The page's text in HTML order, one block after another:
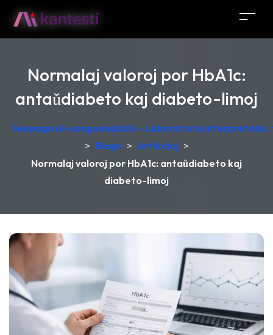
Normalaj valoroj por HbA1c:
antaŭdiabeto kaj diabeto-limoj
Senpaga AI-sangoanalizilo - Laboratoria
> Blogo > Artikoloj >
Normalaj valoroj por HbA1c: antaŭdiabeto kaj
diabeto-limoj